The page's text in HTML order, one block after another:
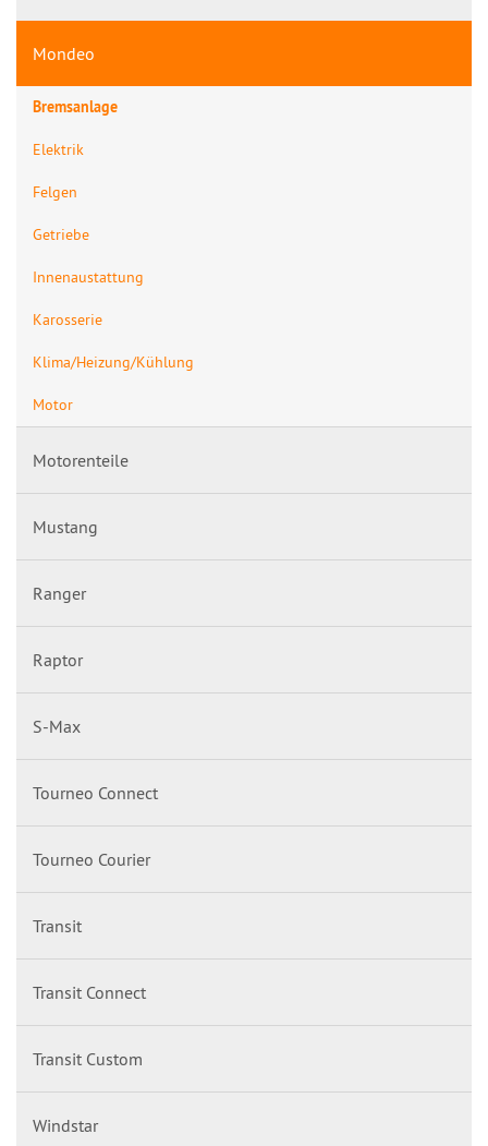
Mondeo
Bremsanlage
Elektrik
Felgen
Getriebe
Innenaustattung
Karosserie
Klima/Heizung/Kühlung
Motor
Motorenteile
Mustang
Ranger
Raptor
S-Max
Tourneo Connect
Tourneo Courier
Transit
Transit Connect
Transit Custom
Windstar